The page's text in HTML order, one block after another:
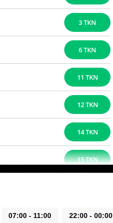
3 TKN
6 TKN
11 TKN
12 TKN
14 TKN
15 TKN
07:00 - 11:00 22:00 - 00:00